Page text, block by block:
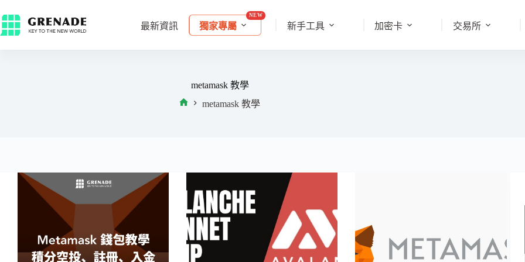
最新資訊 獨家專屬 新手工具 加密卡 交易所
metamask 教學
metamask 教學